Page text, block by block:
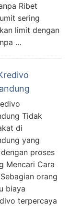
Ribet
sering
limit dengan
…
Tidak
di
yang
proses
Mencari Cara
orang
biaya
terpercaya